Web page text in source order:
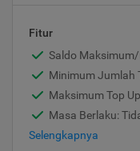
Fitur
Saldo
Minimum Jumlah
Maksimum Top
Masa Berlaku:
Selengkapnya